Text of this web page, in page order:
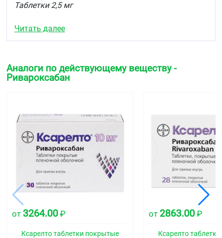
Таблетки 2,5 мг
Вспомогательные вещества:лактозы моногидрат,
лаурилсульфат, магния стеарат пленочная
оболочка: гипромеллоза 6cP, титана диоксид
Таблетки 10 мг
Действующее вещество:
ривароксабан 10 мг.
Вспомогательные вещества:
лактозы моногидрат,
целлюлоза микрокристаллическая (тип 101),
кроскармеллоза натрия, гипромеллоза 6cP, натрия
лаурилсульфат, магния стеарат пленочная
оболочка: гипромеллоза 6cP, титана диоксид
(E171), лактозы моногидрат, макрогол 4000
(E1521), триацетин, железа оксид красный (E172).
Читать далее
Аналоги по действующему веществу -
Ривароксабан
от 3264.00 ₽
Ксарелто таблетки покрытые
от 2863.00 ₽
Ксарелто